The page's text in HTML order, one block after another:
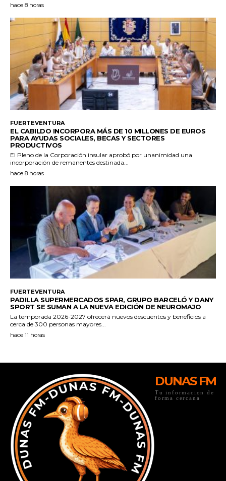
DUNAS FM
Tu informacion de
forma cercana